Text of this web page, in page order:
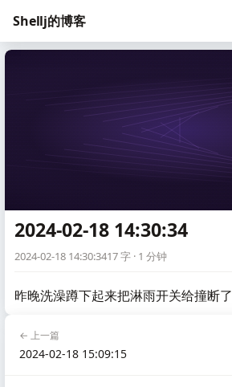
Shellj的博客
2024-02-18 14:30:34
2024-02-18 14:30:3417 字 · 1 分钟
昨晚洗澡蹲下起来把淋雨开关给撞断了
← 上一篇
2024-02-18 15:09:15